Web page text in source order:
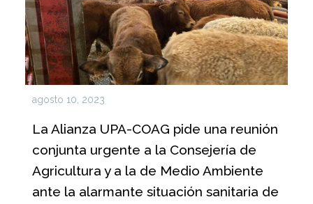
agosto 10, 2023
La Alianza UPA-COAG pide una reunión
conjunta urgente a la Consejería de
Agricultura y a la de Medio Ambiente
ante la alarmante situación sanitaria de